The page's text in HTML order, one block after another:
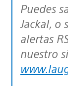
Puedes saber más sobre Laughing
Jackal, o
alertas
nuestro